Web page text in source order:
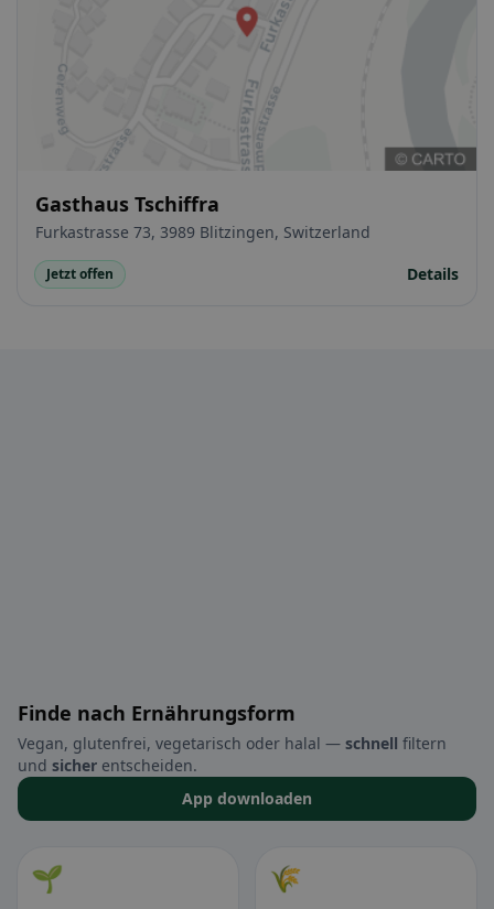
Gasthaus Tschiffra
Furkastrasse 73, 3989 Blitzingen, Switzerland
Jetzt offen Details
Finde nach Ernährungsform
Vegan, glutenfrei, vegetarisch oder halal — schnell filtern
und sicher entscheiden.
App downloaden
🌱 🌾